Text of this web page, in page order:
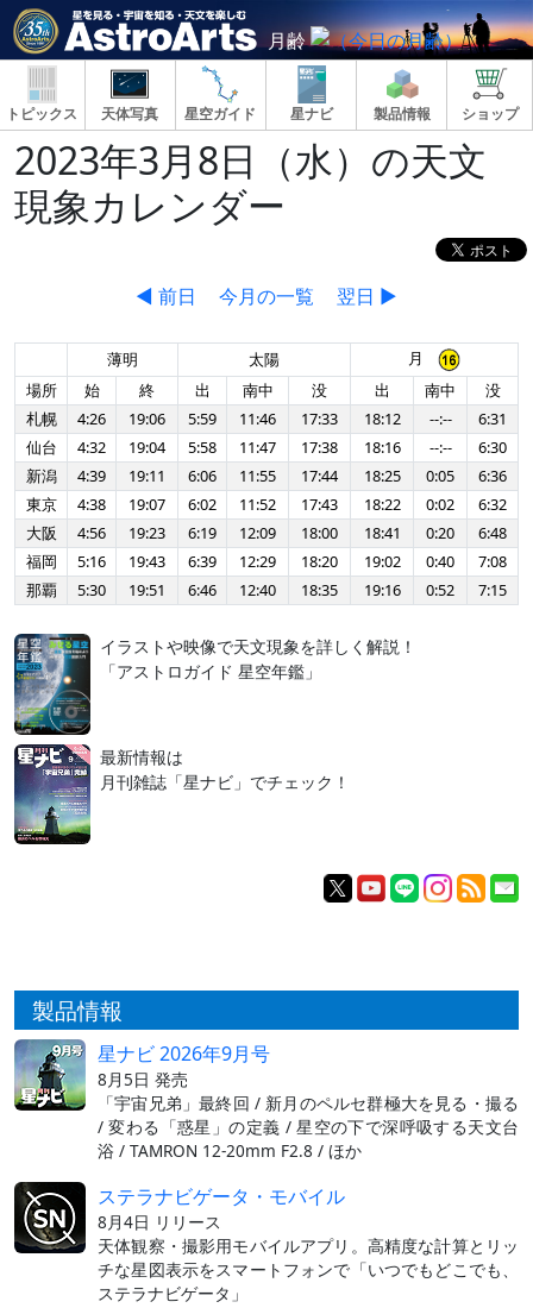
月齢
トピックス 天体写真 星空ガイド 星ナビ 製品情報 ショップ
2023年3月8日（水）の天文
現象カレンダー
◀ 前日 今月の一覧 翌日 ▶
薄明 太陽
月
場所
始 終 出 南中 没 出 南中
没
札幌
4:26 19:06 5:59 11:46 17:33 18:12 --:--
6:31
仙台
4:32 19:04 5:58 11:47 17:38 18:16 --:--
6:30
新潟
4:39 19:11 6:06 11:55 17:44 18:25 0:05
6:36
東京
4:38 19:07 6:02 11:52 17:43 18:22 0:02
6:32
大阪
4:56 19:23 6:19 12:09 18:00 18:41 0:20
6:48
福岡
5:16 19:43 6:39 12:29 18:20 19:02 0:40
7:08
那覇
5:30 19:51 6:46 12:40 18:35 19:16 0:52 7:15
イラストや映像で天文現象を詳しく解説！
「アストロガイド 星空年鑑」
最新情報は
月刊雑誌「星ナビ」でチェック！
製品情報
星ナビ 2026年9月号
8月5日 発売
「宇宙兄弟」最終回 / 新月のペルセ群極大を見る・撮る
/ 変わる「惑星」の定義 / 星空の下で深呼吸する天文台
浴 / TAMRON 12-20mm F2.8 / ほか
ステラナビゲータ・モバイル
8月4日 リリース
天体観察・撮影用モバイルアプリ。高精度な計算とリッ
チな星図表示をスマートフォンで「いつでもどこでも、
ステラナビゲータ」